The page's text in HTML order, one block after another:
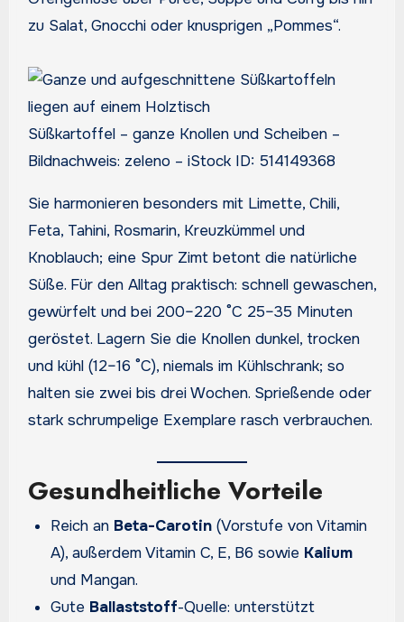
zu Salat, Gnocchi oder knusprigen „Pommes“.
Süßkartoffel – ganze Knollen und Scheiben –
Bildnachweis: zeleno – iStock ID: 514149368
Sie harmonieren besonders mit Limette, Chili,
Feta, Tahini, Rosmarin, Kreuzkümmel und
Knoblauch; eine Spur Zimt betont die natürliche
Süße. Für den Alltag praktisch: schnell gewaschen,
gewürfelt und bei 200–220 °C 25–35 Minuten
geröstet. Lagern Sie die Knollen dunkel, trocken
und kühl (12–16 °C), niemals im Kühlschrank; so
halten sie zwei bis drei Wochen. Sprießende oder
stark schrumpelige Exemplare rasch verbrauchen.
Gesundheitliche Vorteile
Reich an Beta-Carotin (Vorstufe von Vitamin
A), außerdem Vitamin C, E, B6 sowie Kalium
und Mangan.
Gute Ballaststoff-Quelle: unterstützt